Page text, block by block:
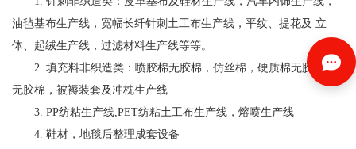
油毡基布生产线，宽幅长纤针刺土工布生产线，平纹、提花及 立
体、起绒生产线，过滤材料生产线等等。
2. 填充料非织造类：喷胶棉无胶棉，仿丝棉，硬质棉无胶棉，
无胶棉，被褥装套及冲枕生产线
3. PP纺粘生产线,PET纺粘土工布生产线，熔喷生产线
4. 鞋材，地毯后整理成套设备